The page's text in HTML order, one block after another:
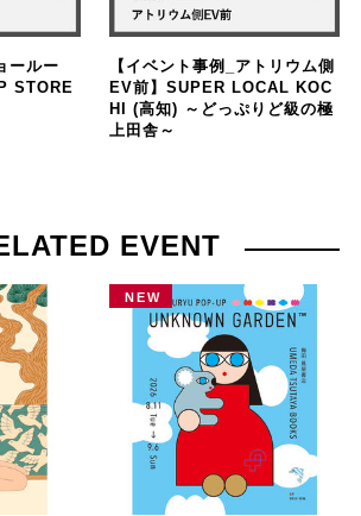
ールー
STORE
【イベント事例_アトリウム側
EV前】SUPER LOCAL KOC
HI (高知) ～どっぷりど級の極
上田舎～
EVENT
NEW